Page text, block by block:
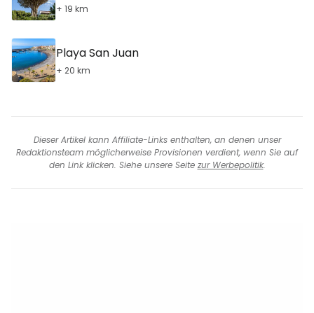
+ 19 km
Playa San Juan
+ 20 km
Dieser Artikel kann Affiliate-Links enthalten, an denen unser
Redaktionsteam möglicherweise Provisionen verdient, wenn Sie auf
den Link klicken. Siehe unsere Seite zur Werbepolitik.